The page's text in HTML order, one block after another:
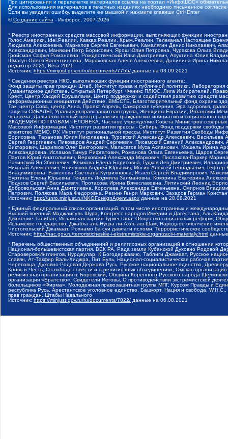
При цитировании и перепечатке материалов ссылка на портал «ИнфоШОС»
Для использования материалов в печатных изданиях необходимо письменное
Если вы увидели ошибку, выделите ее мышкой и нажмите клавиши Ctrl+Enter
©Создание сайта - Инфорос, 2007-2026
* Реестр иностранных средств массовой информации, выполняющих функции
Голос Америки, Idel.Реалии, Кавказ.Реалии, Крым.Реалии, Телеканал Настоящее
Людмила Алексеевна, Маркелов Сергей Евгеньевич, Камалягин Денис Николаевич,
Александрович, Маняхин Петр Борисович, Ярош Юлия Петровна, Чуракова Ольга
Гройсман Софья Романовна, Рождественский Илья Дмитриевич, Апухтина Юлия
Шмагун Олеся Валентиновна, Мароховская Алеся Алексеевна, Долинина Ирина
редактор 2021, Вега 2021
Источник: https://minjust.gov.ru/ru/documents/7755/ данные на 03.09.2021
* Сведения реестра НКО, выполняющих функции иностранного агента:
Фонд защиты прав граждан Штаб, Институт права и публичной политики,
Гуманитарное действие, Открытый Петербург, Феникс ПЛЮС, Лига Избирателей,
Крест, Центр Хасдей Ерушалаим, Центр поддержки и содействия развитию средств
информационных инициатив Действие, ВМЕСТЕ, Благотворительный фонд охраны
Так, центр Сова, центр Анна, Проект Апрель, Самарская губерния, Эра здоровья,
защиты СИБАЛЬТ, Уральская правозащитная группа, Женщины Евразии, Рязанский
человека, Дальневосточный центр развития гражданских инициатив и социального
АКАДЕМИЯ ПО ПРАВАМ ЧЕЛОВЕКА, Частное учреждение Совета Министров северных
Массовой Информации, Институт развития прессы - Сибирь, Фонд поддержки
агентство МЕМО. РУ, Институт региональной прессы, Институт Развития Свободы
Борисовна, Таранова Юлия Николаевна, Туровский Александр Алексеевич,
Сергей Георгиевич, Пивоваров Андрей Сергеевич, Писемский Евгений
Викторович, Шарипков Олег Викторович, Мальсагов Муса Асланович, Мошель Ирина
Александровна, Исламов Тимур Рифгатович, Романова Ольга Евгеньевна, Щаров
Паутов Юрий Анатольевич, Верховский Александр Маркович, Пислакова-Паркер
Рачинский Ян Збигневич, Жемкова Елена Борисовна, Гудков Лев Дмитриевич,
Николай Алексеевич, Блинушов Андрей Юрьевич, Мосин Алексей Геннадьевич,
Владимировна, Баженова Светлана Куприяновна, Исаев Сергей Владимирович,
Буртина Елена Юрьевна, Гендель Людмила Залмановна, Кокорина Екатерина
Подузов Сергей Васильевич, Протасова Ирина Вячеславовна, Литинский Леонид
Добровольская Анна Дмитриевна, Королева Александра Евгеньевна, Смирнов
Петрович, Полякова Мара Федоровна, Резник Генри Маркович, Захаров Герман
Источник: http://unro.minjust.ru/NKOForeignAgent.aspx данные на 28.08.2021
* Единый федеральный список организаций, в том числе иностранных и
Высший военный Маджлисуль Шура, Конгресс народов Ичкерии и Дагестана, Аль-
Движение Талибан, Исламская партия Туркестана, Общество социальных реформ,
Исламское государство, Джабха аль-Нусра ли-Ахль аш-Шам, Народное ополчение
Чистопольский Джамаат, Рохнамо ба суи давлати исломи, Террористическое
Источник: http://nac.gov.ru/terroristicheskie-i-ekstremistskie-organizacii-i-materialy.html
* Перечень общественных объединений и религиозных организаций в отношении
Национал-большевистская партия, ВЕК РА, Рада земли Кубанской Духовно Родовой
Староверов-Инглингов, Нурджулар, К Богодержавию, Таблиги Джамаат, Русское
славян, Ат-Такфир Валь-Хиджра, Пит Буль, Национал-социалистическая рабочая
Череповца, Духовно-Родовая Держава Русь, Русское национальное единство,
Кровь и Честь, О свободе совести и о религиозных объединениях, Омская
религиозная организация п. Боровский, Община Коренного Русского народа
организация «Братство», Свидетели Иеговы, О противодействии экстремистской
болельщиков «Фирма», Молодежная правозащитная группа МПГ, Курсом Правды и
республика Русь, Арестантское уголовное единство, Башкорт, Нация и свобода,
прав граждан, Штабы Навального
Источник: https://minjust.gov.ru/ru/documents/7822/ данные на 06.08.2021